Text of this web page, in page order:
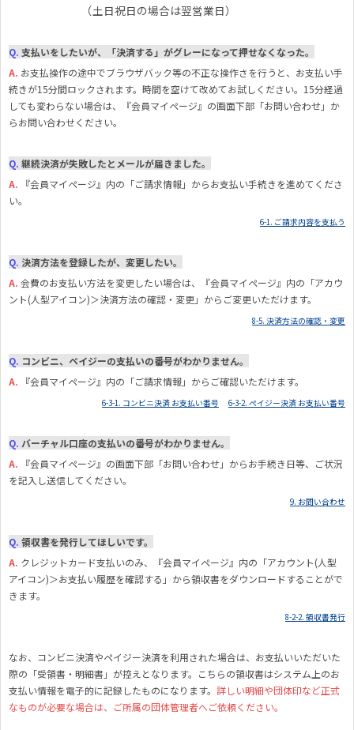
（土日祝日の場合は翌営業日）
Q. 支払いをしたいが、「決済する」がグレーになって押せなくなった。
A. お支払操作の途中でブラウザバック等の不正な操作さを行うと、お支払い手
続きが15分間ロックされます。時間を空けて改めてお試しください。15分経過
しても変わらない場合は、『会員マイページ』の画面下部「お問い合わせ」か
らお問い合わせください。
Q. 継続決済が失敗したとメールが届きました。
A. 『会員マイページ』内の「ご請求情報」からお支払い手続きを進めてくださ
い。
6-1. ご請求内容を支払う
Q. 決済方法を登録したが、変更したい。
A. 会費のお支払い方法を変更したい場合は、『会員マイページ』内の「アカウ
ント(人型アイコン)＞決済方法の確認・変更」からご変更いただけます。
8-5. 決済方法の確認・変更
Q. コンビニ、ペイジーの支払いの番号がわかりません。
A. 『会員マイページ』内の「ご請求情報」からご確認いただけます。
6-3-1. コンビニ決済 お支払い番号 6-3-2. ペイジー決済 お支払い番号
Q. バーチャル口座の支払いの番号がわかりません。
A. 『会員マイページ』の画面下部「お問い合わせ」からお手続き日等、ご状況
を記入し送信してください。
9. お問い合わせ
Q. 領収書を発行してほしいです。
A. クレジットカード支払いのみ、『会員マイページ』内の「アカウント(人型
アイコン)＞お支払い履歴を確認する」から領収書をダウンロードすることがで
きます。
8-2-2. 領収書発行
なお、コンビニ決済やペイジー決済を利用された場合は、お支払いいただいた
際の「受領書・明細書」が控えとなります。こちらの領収書はシステム上のお
支払い情報を電子的に記録したものになります。 詳しい明細や団体印など正式
なものが必要な場合は、ご所属の団体管理者へご依頼ください。